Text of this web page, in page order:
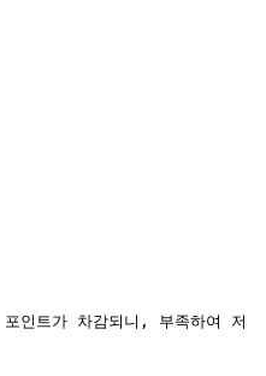
트가 차감되니, 부족하여 저